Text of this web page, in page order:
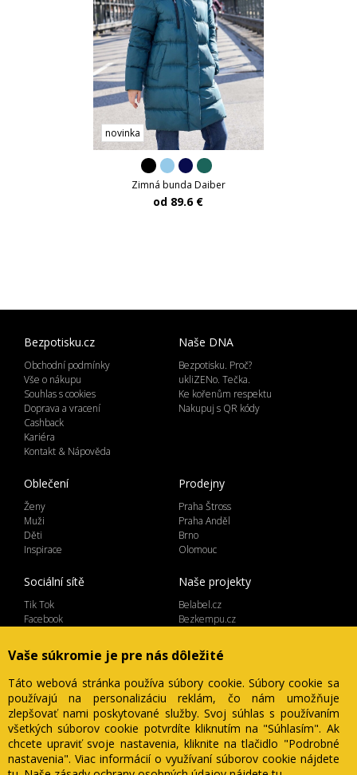
Vaše súkromie je pre nás dôležité
Táto webová stránka používa súbory cookie. Súbory cookie sa
používajú na personalizáciu reklám, čo nám umožňuje
zlepšovať nami poskytované služby. Svoj súhlas s používaním
všetkých súborov cookie potvrdíte kliknutím na "Súhlasím". Ak
chcete upraviť svoje nastavenia, kliknite na tlačidlo "Podrobné
nastavenia". Viac informácií o využívaní súborov cookie nájdete
novinka
Zimná bunda Daiber
od 89.6 €
Bezpotisku.cz
Obchodní podmínky
Vše o nákupu
Souhlas s cookies
Doprava a vracení
Cashback
Kariéra
Kontakt & Nápověda
Naše DNA
Bezpotisku. Proč?
ukliZENo. Tečka.
Ke kořenům respektu
Nakupuj s QR kódy
Oblečení
Ženy
Muži
Děti
Inspirace
Prodejny
Praha Štross
Praha Anděl
Brno
Olomouc
Sociální sítě
Tik Tok
Facebook
Naše projekty
Belabel.cz
Bezkempu.cz
Lemicom spol. s r.o. | IČ 27561054
Ve Žlíbku 1800/77, hala A2, Praha 9, 19300
Česká Republika